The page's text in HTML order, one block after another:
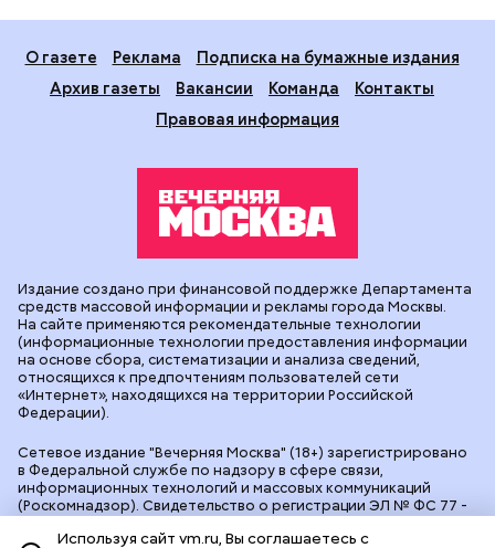
О газете Реклама
Подписка на бумажные издания
Архив газеты
Вакансии Команда
Контакты
Правовая информация
Сетевое издание "Вечерняя Москва" (18+) зарегистрировано
в Федеральной службе по надзору в сфере связи,
информационных технологий и массовых коммуникаций
(Роскомнадзор). Свидетельство о регистрации ЭЛ № ФС 77 -
"Вечерняя Москва". Главный редакторvm.ru: Александр
Издание создано при финансовой поддержке Департамента
средств массовой информации и рекламы города Москвы.
На сайте применяются рекомендательные технологии
(информационные технологии предоставления информации
на основе сбора, систематизации и анализа сведений,
относящихся к предпочтениям пользователей сети
«Интернет», находящихся на территории Российской
Федерации).
Используя сайт vm.ru, Вы соглашаетесь с